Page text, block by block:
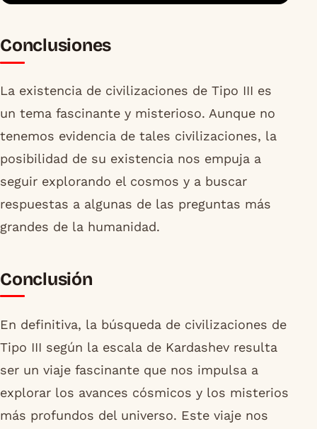
Conclusiones
La existencia de civilizaciones de Tipo III es
un tema fascinante y misterioso. Aunque no
tenemos evidencia de tales civilizaciones, la
posibilidad de su existencia nos empuja a
seguir explorando el cosmos y a buscar
respuestas a algunas de las preguntas más
grandes de la humanidad.
Conclusión
En definitiva, la búsqueda de civilizaciones de
Tipo III según la escala de Kardashev resulta
ser un viaje fascinante que nos impulsa a
explorar los avances cósmicos y los misterios
más profundos del universo. Este viaje nos